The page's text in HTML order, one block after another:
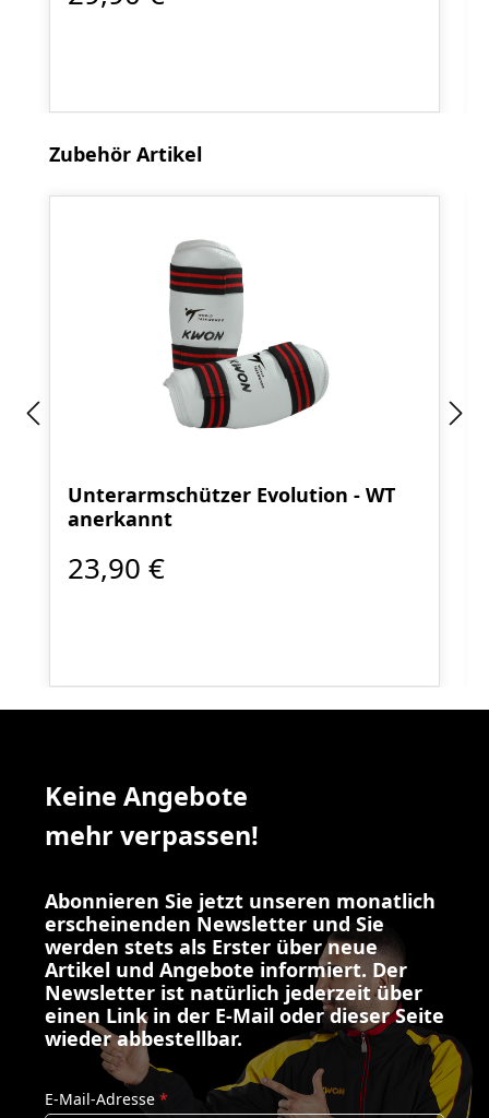
Produktgalerie überspringen
Zubehör Artikel
Unterarmschützer Evolution - WT
anerkannt
23,90 €
Keine Angebote
mehr verpassen!
Abonnieren Sie jetzt unseren monatlich
erscheinenden Newsletter und Sie
werden stets als Erster über neue
Artikel und Angebote informiert. Der
Newsletter ist natürlich jederzeit über
einen Link in der E-Mail oder dieser Seite
wieder abbestellbar.
E-Mail-Adresse *